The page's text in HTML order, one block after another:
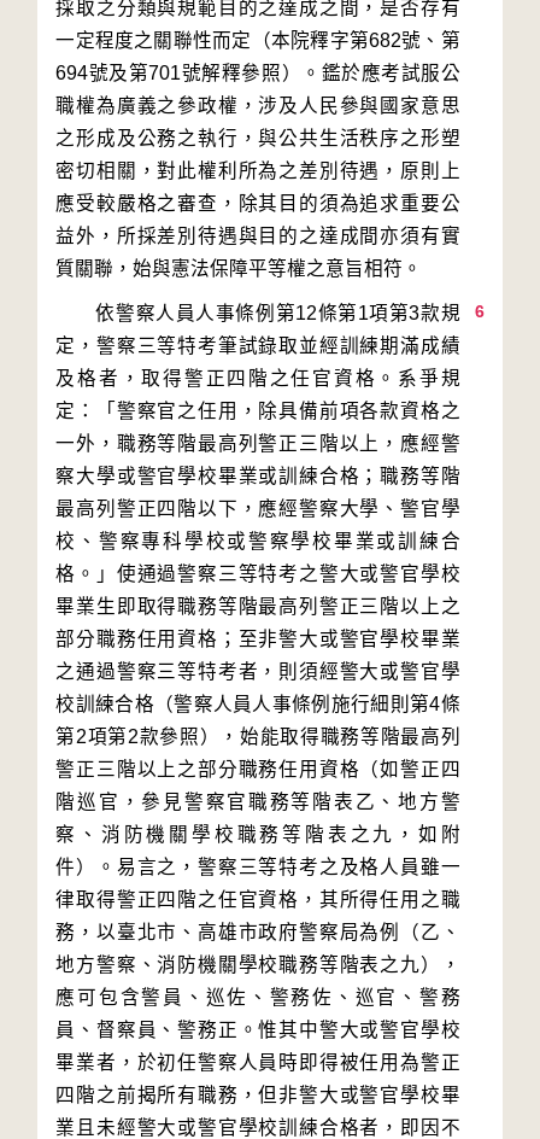
採取之分類與規範目的之達成之間，是否存有
一定程度之關聯性而定（本院釋字第682號、第
694號及第701號解釋參照）。鑑於應考試服公
職權為廣義之參政權，涉及人民參與國家意思
之形成及公務之執行，與公共生活秩序之形塑
密切相關，對此權利所為之差別待遇，原則上
應受較嚴格之審查，除其目的須為追求重要公
益外，所採差別待遇與目的之達成間亦須有實
6
依警察人員人事條例第12條第1項第3款規
定，警察三等特考筆試錄取並經訓練期滿成績
及格者，取得警正四階之任官資格。系爭規
定：「警察官之任用，除具備前項各款資格之
一外，職務等階最高列警正三階以上，應經警
察大學或警官學校畢業或訓練合格；職務等階
最高列警正四階以下，應經警察大學、警官學
校、警察專科學校或警察學校畢業或訓練合
格。」使通過警察三等特考之警大或警官學校
畢業生即取得職務等階最高列警正三階以上之
部分職務任用資格；至非警大或警官學校畢業
之通過警察三等特考者，則須經警大或警官學
校訓練合格（警察人員人事條例施行細則第4條
第2項第2款參照），始能取得職務等階最高列
警正三階以上之部分職務任用資格（如警正四
階巡官，參見警察官職務等階表乙、地方警
察、消防機關學校職務等階表之九，如附
件）。易言之，警察三等特考之及格人員雖一
律取得警正四階之任官資格，其所得任用之職
務，以臺北市、高雄市政府警察局為例（乙、
地方警察、消防機關學校職務等階表之九），
應可包含警員、巡佐、警務佐、巡官、警務
員、督察員、警務正。惟其中警大或警官學校
畢業者，於初任警察人員時即得被任用為警正
四階之前揭所有職務，但非警大或警官學校畢
業且未經警大或警官學校訓練合格者，即因不